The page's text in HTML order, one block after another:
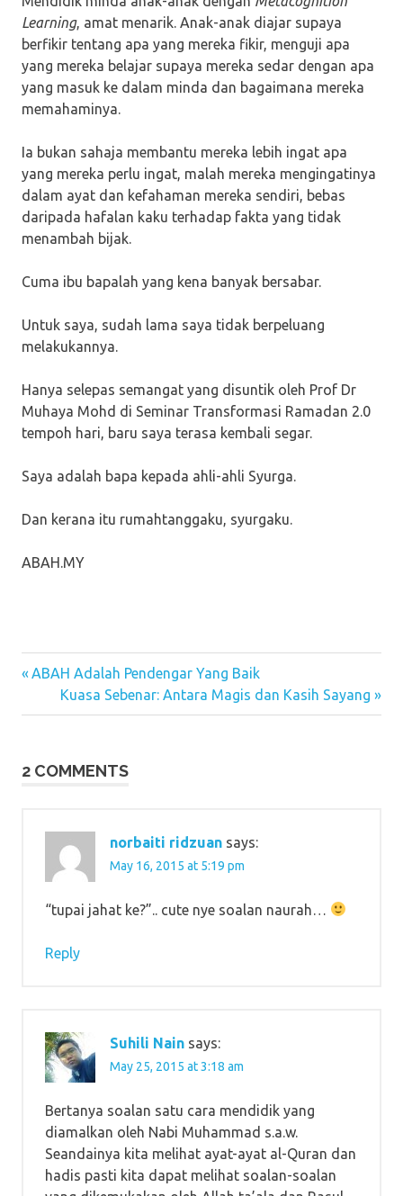
Learning, amat menarik. Anak-anak diajar supaya
berfikir tentang apa yang mereka fikir, menguji apa
yang mereka belajar supaya mereka sedar dengan apa
yang masuk ke dalam minda dan bagaimana mereka
memahaminya.
Ia bukan sahaja membantu mereka lebih ingat apa
yang mereka perlu ingat, malah mereka mengingatinya
dalam ayat dan kefahaman mereka sendiri, bebas
daripada hafalan kaku terhadap fakta yang tidak
menambah bijak.
Cuma ibu bapalah yang kena banyak bersabar.
Untuk saya, sudah lama saya tidak berpeluang
melakukannya.
Hanya selepas semangat yang disuntik oleh Prof Dr
Muhaya Mohd di Seminar Transformasi Ramadan 2.0
tempoh hari, baru saya terasa kembali segar.
Saya adalah bapa kepada ahli-ahli Syurga.
Dan kerana itu rumahtanggaku, syurgaku.
ABAH.MY
Post
navigation
Previous
Post:
ABAH Adalah Pendengar Yang Baik
Next
Post:
Kuasa Sebenar: Antara Magis dan Kasih Sayang
2 COMMENTS
norbaiti ridzuan says:
May 16, 2015 at 5:19 pm
“tupai jahat ke?”.. cute nye soalan naurah…
Reply
Suhili Nain says:
May 25, 2015 at 3:18 am
Bertanya soalan satu cara mendidik yang
diamalkan oleh Nabi Muhammad s.a.w.
Seandainya kita melihat ayat-ayat al-Quran dan
hadis pasti kita dapat melihat soalan-soalan